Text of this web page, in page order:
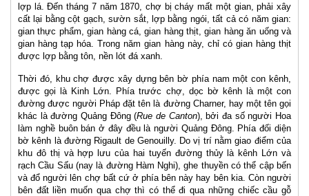
lợp lá. Đến tháng 7 năm 1870, chợ bị cháy mất một gian, phải xây
cất lại bằng cột gạch, sườn sắt, lợp bằng ngói, tất cả có năm gian:
gian thực phẩm, gian hàng cá, gian hàng thịt, gian hàng ăn uống và
gian hàng tạp hóa. Trong năm gian hàng này, chỉ có gian hàng thịt
được lợp bằng tôn, nền lót đá xanh.
Thời đó, khu chợ được xây dựng bên bờ phía nam một con kênh,
được gọi là Kinh Lớn. Phía trước chợ, dọc bờ kênh là một con
đường được người Pháp đặt tên là đường Charner, hay một tên gọi
khác là đường Quảng Đông (Rue de Canton), bởi đa số người Hoa
làm nghề buôn bán ở đây đều là người Quảng Đông. Phía đối diện
bờ kênh là đường Rigault de Genouilly. Do vị trí nằm giao điểm của
khu đô thị và hợp lưu của hai tuyến đường thủy là kênh Lớn và
rạch Cầu Sấu (nay là đường Hàm Nghi), ghe thuyền có thể cập bến
và đổ người lên chợ bất cứ ở phía bên này hay bên kia. Còn người
bên đất liền muốn qua chợ thì có thể đi qua những chiếc cầu gỗ